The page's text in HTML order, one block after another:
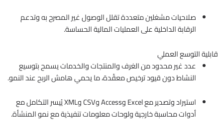
صلاحيات مشغلين متعددة تقلل الوصول غير المصرح به وتدعم
الرقابة الداخلية على العمليات المالية الحساسة.
قابلية التوسع العملي
عدد غير محدود من الغرف والمنتجات والخدمات يسمح بتوسيع
النشاط دون قيود ترخيص معقّدة، ما يحمي هامش الربح عند النمو.
استيراد وتصدير مع Excel وAccess وCSV وXML يُيسر التكامل مع
أدوات محاسبة خارجية ولوحات معلومات تنفيذية مع نمو المنشأة.